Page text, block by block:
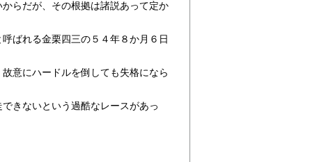
らだが、その根拠は諸説あって定か
ばれる金栗四三の５４年８か月６日
意にハードルを倒しても失格になら
きないという過酷なレースがあっ